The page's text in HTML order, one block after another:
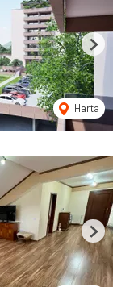
Harta
Next
Next